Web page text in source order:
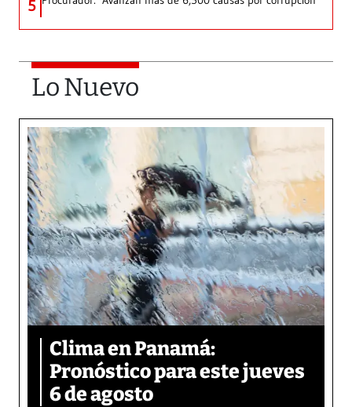
5
Lo Nuevo
Clima en Panamá:
Pronóstico para este jueves
6 de agosto